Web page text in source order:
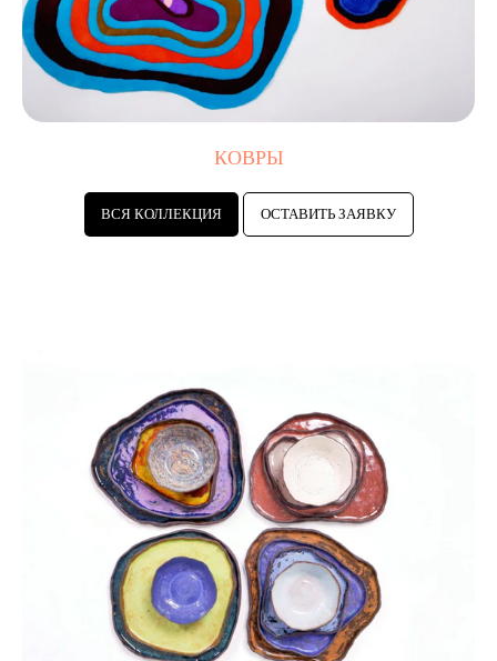
КОВРЫ
ВСЯ КОЛЛЕКЦИЯ ОСТАВИТЬ ЗАЯВКУ